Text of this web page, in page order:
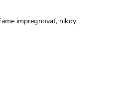
impregnovať, nikdy